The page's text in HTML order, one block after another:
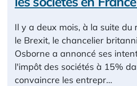
Il y a deux mois, à la suite du
le Brexit, le chancelier
Osborne a annoncé ses
l'impôt des sociétés à 15%
convaincre les entrepr…